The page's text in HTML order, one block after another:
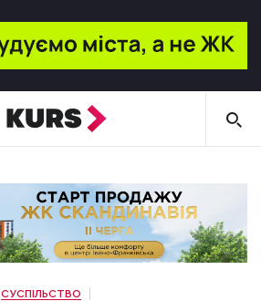
СУСПІЛЬСТВО